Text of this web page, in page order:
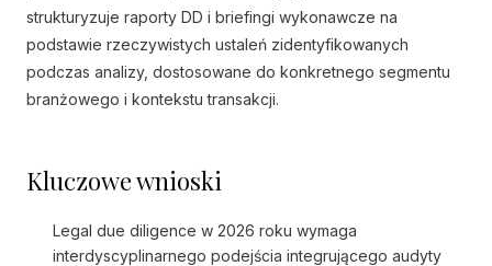
strukturyzuje raporty DD i briefingi wykonawcze na
podstawie rzeczywistych ustaleń zidentyfikowanych
podczas analizy, dostosowane do konkretnego segmentu
branżowego i kontekstu transakcji.
Kluczowe wnioski
Legal due diligence w 2026 roku wymaga
interdyscyplinarnego podejścia integrującego audyty